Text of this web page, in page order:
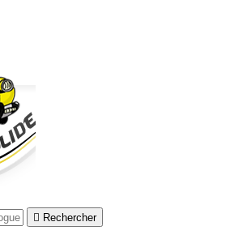
 Rechercher